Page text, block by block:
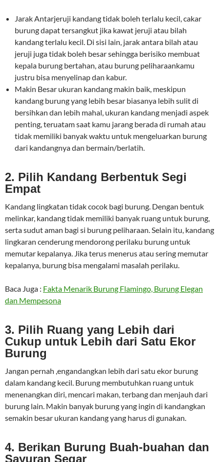
Jarak Antarjeruji kandang tidak boleh terlalu kecil, cakar
burung dapat tersangkut jika kawat jeruji atau bilah
kandang terlalu kecil. Di sisi lain, jarak antara bilah atau
jeruji juga tidak boleh besar sehingga berisiko membuat
kepala burung bertahan, atau burung peliharaankamu
justru bisa menyelinap dan kabur.
Makin Besar ukuran kandang makin baik, meskipun
kandang burung yang lebih besar biasanya lebih sulit di
bersihkan dan lebih mahal, ukuran kandang menjadi aspek
penting, teruatam saat kamu jarang berada di rumah atau
tidak memiliki banyak waktu untuk mengeluarkan burung
dari kandangnya dan bermain/berlatih.
2. Pilih Kandang Berbentuk Segi
Empat
Kandang lingkatan tidak cocok bagi burung. Dengan bentuk
melinkar, kandang tidak memiliki banyak ruang untuk burung,
serta sudut aman bagi si burung peliharaan. Selain itu, kandang
lingkaran cenderung mendorong perilaku burung untuk
memutar kepalanya. Jika terus menerus atau sering memutar
kepalanya, burung bisa mengalami masalah perilaku.
Baca Juga : Fakta Menarik Burung Flamingo, Burung Elegan
dan Mempesona
3. Pilih Ruang yang Lebih dari
Cukup untuk Lebih dari Satu Ekor
Burung
Jangan pernah ,engandangkan lebih dari satu ekor burung
dalam kandang kecil. Burung membutuhkan ruang untuk
menenangkan diri, mencari makan, terbang dan menjauh dari
burung lain. Makin banyak burung yang ingin di kandangkan
semakin besar ukuran kandang yang harus di gunakan.
4. Berikan Burung Buah-buahan dan
Sayuran Segar